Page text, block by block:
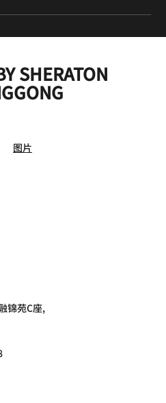
SHERATON
图片
锦苑C座,